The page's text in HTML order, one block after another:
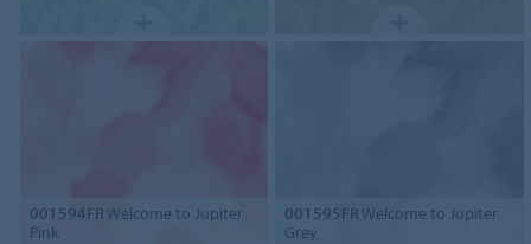
001594FRWelcome to Jupiter
Pink
001595FR Welcome to Jupiter
Grey